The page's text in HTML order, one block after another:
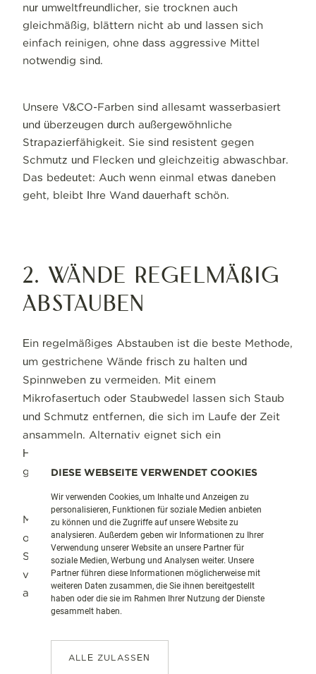
DIESE WEBSEITE VERWENDET COOKIES
Wir verwenden Cookies, um Inhalte und Anzeigen zu
personalisieren, Funktionen für soziale Medien anbieten
zu können und die Zugriffe auf unsere Website zu
analysieren. Außerdem geben wir Informationen zu Ihrer
Verwendung unserer Website an unsere Partner für
soziale Medien, Werbung und Analysen weiter. Unsere
Partner führen diese Informationen möglicherweise mit
weiteren Daten zusammen, die Sie ihnen bereitgestellt
haben oder die sie im Rahmen Ihrer Nutzung der Dienste
gesammelt haben.
ALLE ZULASSEN
nur umweltfreundlicher, sie trocknen auch
gleichmäßig, blättern nicht ab und lassen sich
einfach reinigen, ohne dass aggressive Mittel
notwendig sind.
Unsere V&CO-Farben sind allesamt wasserbasiert
und überzeugen durch außergewöhnliche
Strapazierfähigkeit. Sie sind resistent gegen
Schmutz und Flecken und gleichzeitig abwaschbar.
Das bedeutet: Auch wenn einmal etwas daneben
geht, bleibt Ihre Wand dauerhaft schön.
2. Wände regelmäßig
abstauben
Ein regelmäßiges Abstauben ist die beste Methode,
um gestrichene Wände frisch zu halten und
Spinnweben zu vermeiden. Mit einem
Mikrofasertuch oder Staubwedel lassen sich Staub
und Schmutz entfernen, die sich im Laufe der Zeit
ansammeln. Alternativ eignet sich ein
Handstaubsauger, um auch feinste Partikel
gründlich aufzunehmen.
Manchmal ist es notwendig, Bilder abzunehmen
oder Möbel beiseitezuschieben, um an verdeckte
Stellen zu gelangen. Auch die Decke sollte nicht
vergessen werden, da sich dort ebenfalls Staub
absetzt.